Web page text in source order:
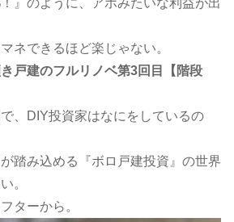
』のように、アホみたいな利益が出
ネできるほど楽じゃない。
戸建のフルリノベ第3回目【階段
、DIY投資家はなにをしているの
踏み込める『ボロ戸建投資』の世界
。
ターから。